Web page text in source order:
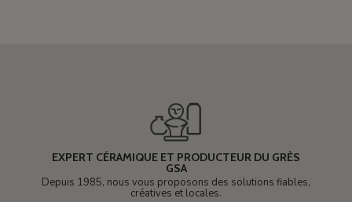
EXPERT CÉRAMIQUE ET PRODUCTEUR DU GRÈS
GSA
Depuis 1985, nous vous proposons des solutions fiables,
créatives et locales.